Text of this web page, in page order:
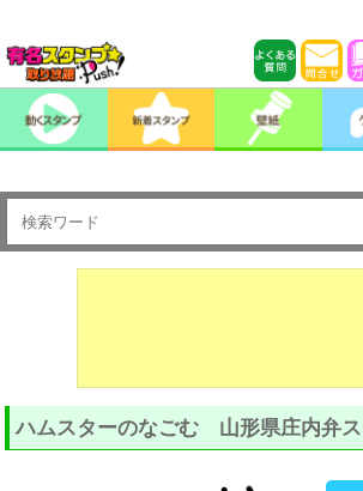
ハムスターのなごむ 山形県庄内弁